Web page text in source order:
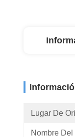
Lugar De
Nombre Del